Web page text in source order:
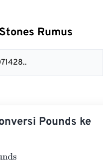
Rumus
Pounds ke
14